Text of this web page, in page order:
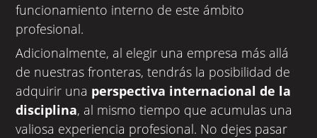
funcionamiento interno de este ámbito
profesional.
Adicionalmente, al elegir una empresa más allá
de nuestras fronteras, tendrás la posibilidad de
adquirir una perspectiva internacional de la
disciplina, al mismo tiempo que acumulas una
valiosa experiencia profesional. No dejes pasar